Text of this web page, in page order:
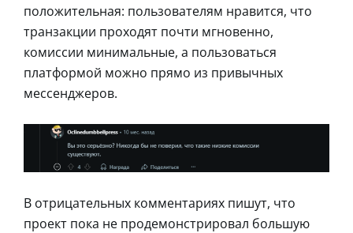
положительная: пользователям нравится, что
транзакции проходят почти мгновенно,
комиссии минимальные, а пользоваться
платформой можно прямо из привычных
мессенджеров.
В отрицательных комментариях пишут, что
проект пока не продемонстрировал большую